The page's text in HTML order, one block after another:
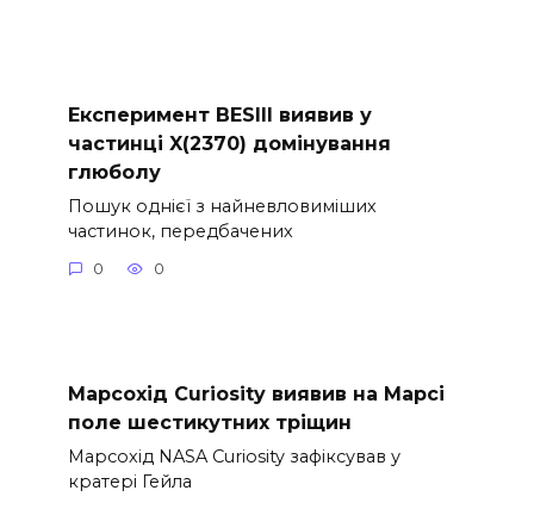
Експеримент BESIII виявив у
частинці X(2370) домінування
глюболу
Пошук однієї з найневловиміших
частинок, передбачених
0 0
Марсохід Curiosity виявив на Марсі
поле шестикутних тріщин
Марсохід NASA Curiosity зафіксував у
кратері Гейла